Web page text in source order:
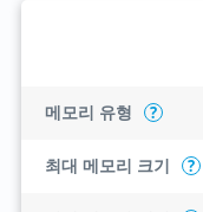
메모리 유형 ?
최대 메모리 크기 ?